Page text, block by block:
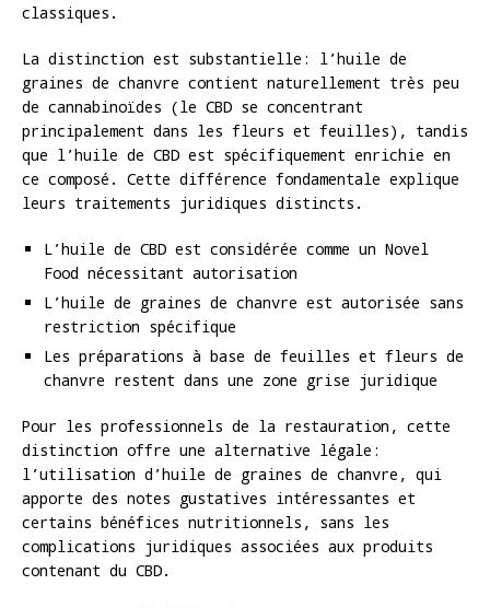
classiques.
La distinction est substantielle: l’huile de
graines de chanvre contient naturellement très peu
de cannabinoïdes (le CBD se concentrant
principalement dans les fleurs et feuilles), tandis
que l’huile de CBD est spécifiquement enrichie en
ce composé. Cette différence fondamentale explique
leurs traitements juridiques distincts.
L’huile de CBD est considérée comme un Novel
Food nécessitant autorisation
L’huile de graines de chanvre est autorisée sans
restriction spécifique
Les préparations à base de feuilles et fleurs de
chanvre restent dans une zone grise juridique
Pour les professionnels de la restauration, cette
distinction offre une alternative légale:
l’utilisation d’huile de graines de chanvre, qui
apporte des notes gustatives intéressantes et
certains bénéfices nutritionnels, sans les
complications juridiques associées aux produits
contenant du CBD.